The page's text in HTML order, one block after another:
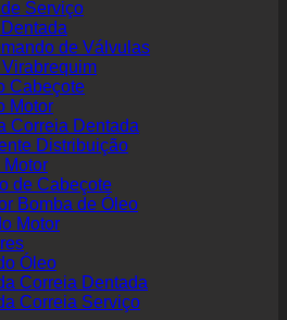
Serviço
de Válvulas
Cabeçote
Motor
Correia Dentada
Distribuição
Motor
de Cabeçote
Bomba de Óleo
Motor
Óleo
Correia Dentada
Correia Serviço